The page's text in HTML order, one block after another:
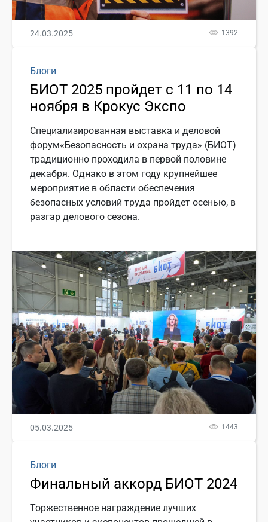
24.03.2025 1392
Блоги
БИОТ 2025 пройдет с 11 по 14
ноября в Крокус Экспо
Специализированная выставка и деловой
форум«Безопасность и охрана труда» (БИОТ)
традиционно проходила в первой половине
декабря. Однако в этом году крупнейшее
мероприятие в области обеспечения
безопасных условий труда пройдет осенью, в
разгар делового сезона.
05.03.2025 1443
Блоги
Финальный аккорд БИОТ 2024
Торжественное награждение лучших